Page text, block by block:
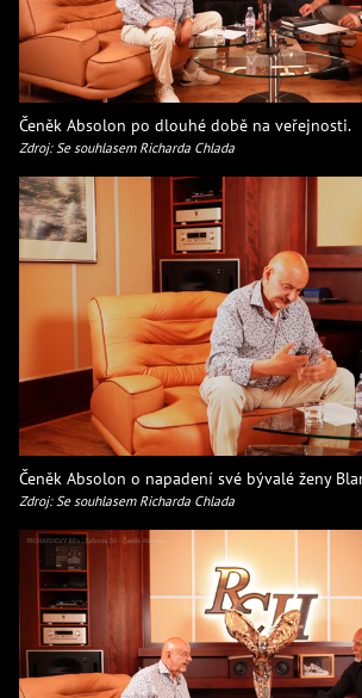
Čeněk Absolon po dlouhé době na veřejnosti.
Zdroj: Se souhlasem Richarda Chlada
Čeněk Absolon o napadení své bývalé ženy
Zdroj: Se souhlasem Richarda Chlada